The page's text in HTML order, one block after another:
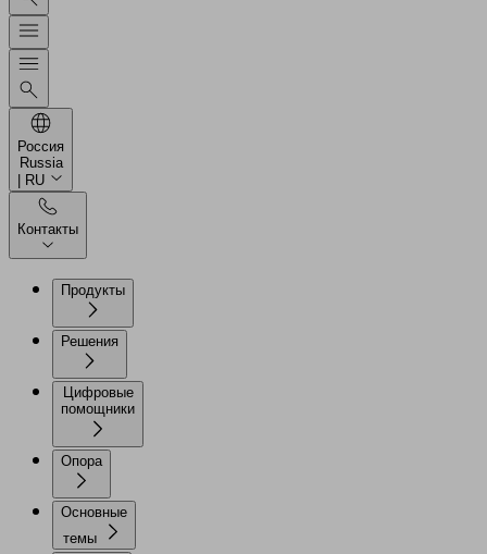
Россия
Russia
| RU
Контакты
Продукты
Решения
Цифровые
помощники
Опора
Основные
темы